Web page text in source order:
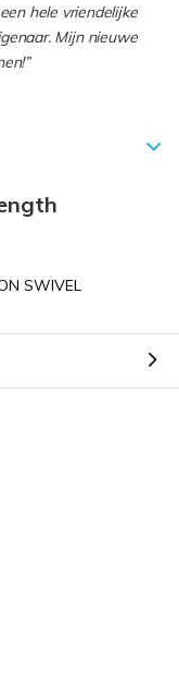
hele vriendelijke
Mijn nieuwe
SWIVEL